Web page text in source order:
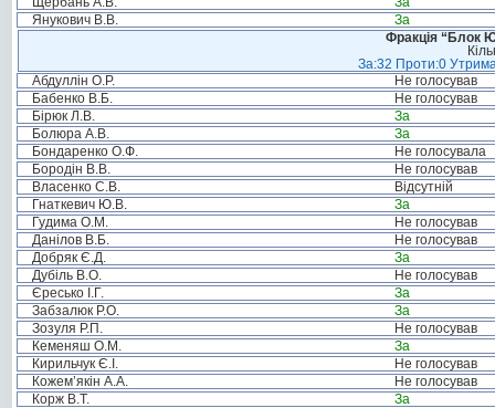
Янукович В.В.
За
Фракція “Блок
За:32 Проти:0
Абдуллін О.Р.
Не голосував
Бабенко В.Б.
Не голосував
Бірюк Л.В.
За
Болюра А.В.
За
Бондаренко О.Ф.
Не голосувала
Бородін В.В.
Не голосував
Власенко С.В.
Відсутній
Гнаткевич Ю.В.
За
Гудима О.М.
Не голосував
Данілов В.Б.
Не голосував
Добряк Є.Д.
За
Дубіль В.О.
Не голосував
Єресько І.Г.
За
Забзалюк Р.О.
За
Зозуля Р.П.
Не голосував
Кеменяш О.М.
За
Кирильчук Є.І.
Не голосував
Кожем’якін А.А.
Не голосував
Корж В.Т.
За